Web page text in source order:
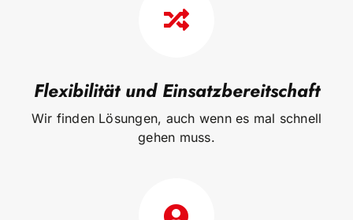
Flexibilität und Einsatzbereitschaft
Wir finden Lösungen, auch wenn es mal schnell
gehen muss.